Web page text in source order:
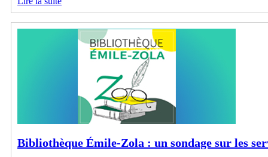
Bibliothèque Émile-Zola : un sondage sur les